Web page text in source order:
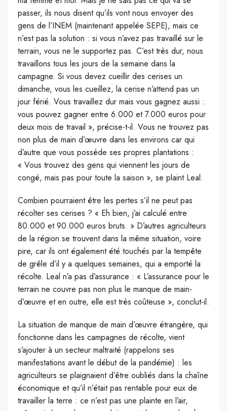
passer, ils nous disent qu’ils vont nous envoyer des
gens de l’INEM (maintenant appelée SEPE), mais ce
n’est pas la solution : si vous n’avez pas travaillé sur le
terrain, vous ne le supportez pas. C’est très dur, nous
travaillons tous les jours de la semaine dans la
campagne. Si vous devez cueillir des cerises un
dimanche, vous les cueillez, la cerise n’attend pas un
jour férié. Vous travaillez dur mais vous gagnez aussi :
vous pouvez gagner entre 6.000 et 7.000 euros pour
deux mois de travail », précise-t-il. Vous ne trouvez pas
non plus de main d’œuvre dans les environs car qui
d’autre que vous possède ses propres plantations :
« Vous trouvez des gens qui viennent les jours de
congé, mais pas pour toute la saison », se plaint Leal.
Combien pourraient être les pertes s’il ne peut pas
récolter ses cerises ? « Eh bien, j’ai calculé entre
80.000 et 90.000 euros bruts. » D’autres agriculteurs
de la région se trouvent dans la même situation, voire
pire, car ils ont également été touchés par la tempête
de grêle d’il y a quelques semaines, qui a emporté la
récolte. Leal n’a pas d’assurance : « L’assurance pour le
terrain ne couvre pas non plus le manque de main-
d’œuvre et en outre, elle est très coûteuse », conclut-il.
La situation de manque de main d’œuvre étrangère, qui
fonctionne dans les campagnes de récolte, vient
s’ajouter à un secteur maltraité (rappelons ses
manifestations avant le début de la pandémie) : les
agriculteurs se plaignaient d’être oubliés dans la chaîne
économique et qu’il n’était pas rentable pour eux de
travailler la terre : ce n’est pas une plainte en l’air,